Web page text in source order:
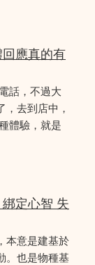
應真的有
話，不過大
去到店中，
體驗，就是
定心智 失
本意是建基於
。也是物種基